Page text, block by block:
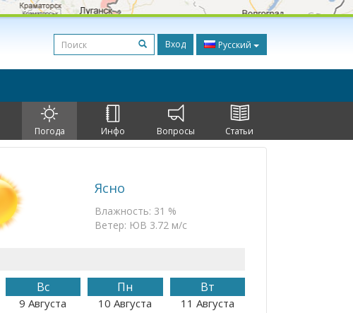
Вход Русский
Погода Инфо Вопросы Статьи
Ясно
Влажность: 31 %
Ветер: ЮВ 3.72 м/с
Вс
9 Августа
Пн
10 Августа
Вт
11 Августа